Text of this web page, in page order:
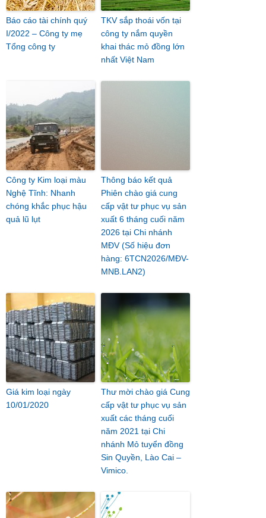
Báo cáo tài chính quý
I/2022 – Công ty mẹ
Tổng công ty
TKV sắp thoái vốn tại
công ty nắm quyền
khai thác mỏ đồng lớn
nhất Việt Nam
Công ty Kim loại màu
Nghệ Tĩnh: Nhanh
chóng khắc phục hậu
quả lũ lụt
Thông báo kết quả
Phiên chào giá cung
cấp vật tư phục vụ sản
xuất 6 tháng cuối năm
2026 tại Chi nhánh
MĐV (Số hiệu đơn
hàng: 6TCN2026/MĐV-
MNB.LAN2)
Giá kim loại ngày
10/01/2020
Thư mời chào giá Cung
cấp vật tư phục vụ sản
xuất các tháng cuối
năm 2021 tại Chi
nhánh Mỏ tuyển đồng
Sin Quyền, Lào Cai –
Vimico.